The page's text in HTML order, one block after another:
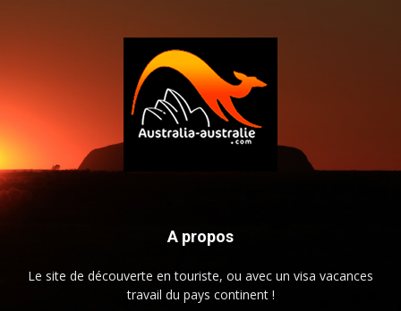
A propos
Le site de découverte en touriste, ou avec un visa vacances
travail du pays continent !